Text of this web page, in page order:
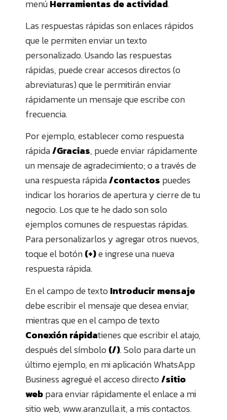
menúHerramientas de actividad.
Las respuestas rápidas son enlaces rápidos
que le permiten enviar un texto
personalizado. Usando las respuestas
rápidas, puede crear accesos directos (o
abreviaturas) que le permitirán enviar
rápidamente un mensaje que escribe con
frecuencia.
Por ejemplo, establecer como respuesta
rápida/Gracias, puede enviar rápidamente
un mensaje de agradecimiento; o a través de
una respuesta rápida/contactos puedes
indicar los horarios de apertura y cierre de tu
negocio. Los que te he dado son solo
ejemplos comunes de respuestas rápidas.
Para personalizarlos y agregar otros nuevos,
toque el botón(+)e ingrese una nueva
respuesta rápida.
En el campo de textoIntroducir mensaje
debe escribir el mensaje que desea enviar,
mientras que en el campo de texto
Conexión rápidatienes que escribir el atajo,
después del símbolo(/). Solo para darte un
último ejemplo, en mi aplicación WhatsApp
Business agregué el acceso directo/sitio
webpara enviar rápidamente el enlace a mi
sitio web, www.aranzulla.it, a mis contactos.